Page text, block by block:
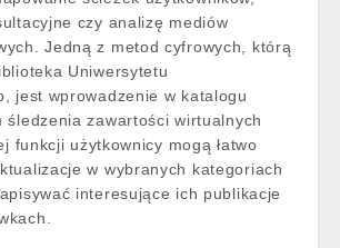
czy analizę mediów
Jedną z metod cyfrowych, którą
Uniwersytetu
jest wprowadzenie w katalogu
śledzenia zawartości wirtualnych
funkcji użytkownicy mogą łatwo
w wybranych kategoriach
interesujące ich publikacje